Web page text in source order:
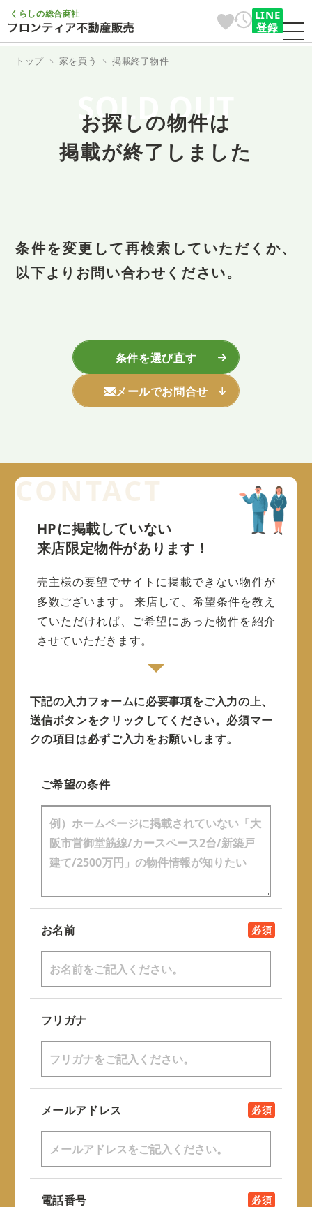
くらしの総合商社
LINE
登録
トップ 家を買う 掲載終了物件
SOLD OUT
お探しの物件は
掲載が終了しました
条件を変更して再検索していただくか、
以下よりお問い合わせください。
条件を選び直す
メールでお問合せ
HPに掲載していない
来店限定物件があります！
売主様の要望でサイトに掲載できない物件が
多数ございます。
来店して、希望条件を教え
ていただければ、ご希望にあった物件を紹介
させていただきます。
下記の入力フォームに必要事項をご入力の上、
送信ボタンをクリックしてください。 必須マー
クの項目は必ずご入力をお願いします。
ご希望の条件
お名前 必須
フリガナ
メールアドレス 必須
電話番号 必須